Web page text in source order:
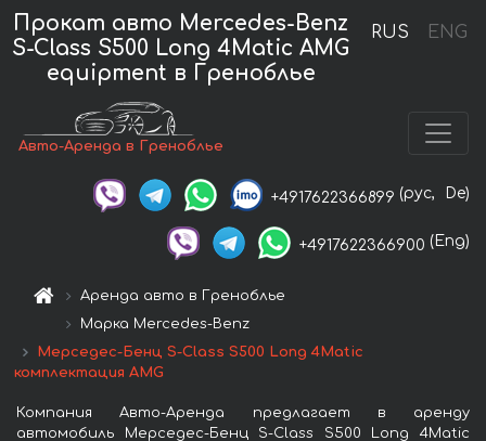
RUS ENG
Прокат авто Mercedes-Benz
S-Class S500 Long 4Matic AMG
equipment в Греноблье
Авто-Аренда в Греноблье
+4917622366899 (рус, De)
+4917622366900 (Eng)
Аренда авто в Греноблье
Марка Mercedes-Benz
Мерседес-Бенц S-Class S500 Long 4Matic
комплектация AMG
Компания Авто-Аренда предлагает в аренду
автомобиль Мерседес-Бенц S-Class S500 Long 4Matic